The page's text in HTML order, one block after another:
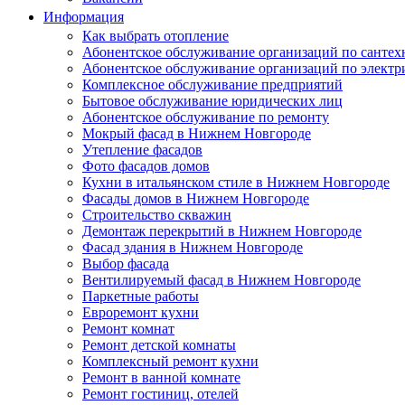
Информация
Как выбрать отопление
Абонентское обслуживание организаций по
Абонентское обслуживание организаций по
Комплексное обслуживание предприятий
Бытовое обслуживание юридических лиц
Абонентское обслуживание по ремонту
Мокрый фасад в Нижнем Новгороде
Утепление фасадов
Фото фасадов домов
Кухни в итальянском стиле в Нижнем Новгороде
Фасады домов в Нижнем Новгороде
Строительство скважин
Демонтаж перекрытий в Нижнем Новгороде
Фасад здания в Нижнем Новгороде
Выбор фасада
Вентилируемый фасад в Нижнем Новгороде
Паркетные работы
Евроремонт кухни
Ремонт комнат
Ремонт детской комнаты
Комплексный ремонт кухни
Ремонт в ванной комнате
Ремонт гостиниц, отелей